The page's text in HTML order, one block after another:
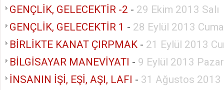
GENÇLİK, GELECEKTİR -2 - 29 Ekim 2013 Salı
GENÇLİK, GELECEKTİR 1 - 28 Eylül 2013
BİRLİKTE KANAT ÇIRPMAK - 21 Eylül 2013
BİLGİSAYAR MANEVİYATI - 9 Eylül 2013
İNSANIN İŞİ, EŞİ, AŞI, LAFI - 31 Ağustos 2013